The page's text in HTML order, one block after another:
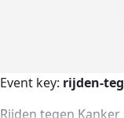
Event key: rijden-
Rijden tegen